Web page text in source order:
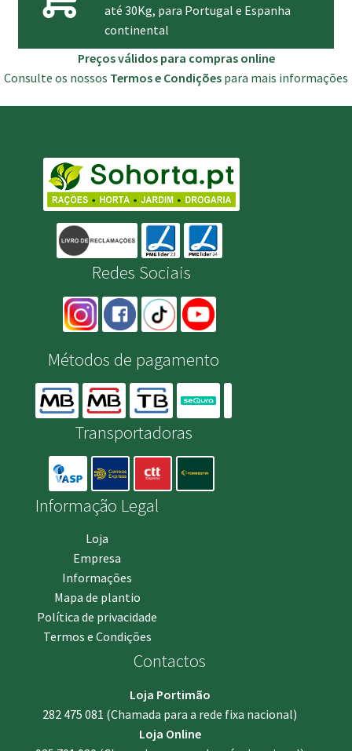
até 30Kg, para Portugal e Espanha
continental
Preços válidos para compras online
Consulte os nossos Termos e Condições para mais informações
Redes Sociais
Métodos de pagamento
Transportadoras
Informação Legal
Loja
Empresa
Informações
Mapa de plantio
Política de privacidade
Termos e Condições
Contactos
Loja Portimão
282 475 081 (Chamada para a rede fixa nacional)
Loja Online